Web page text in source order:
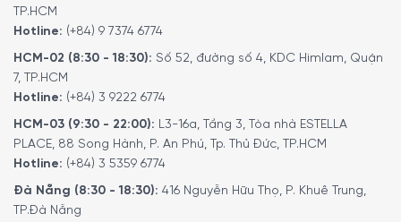
Chức năng hút tăng cường Boost, vận hành
thiết bị ở mức công suất tối đa
Chức năng Boots vận hành máy hút mùihoạt động ở mức
công suất tối đa
TP.HCM
Hotline: (+84) 9 7374 6774
HCM-02 (8:30 - 18:30): Số 52, đường số 4, KDC Himlam, Quận
7, TP.HCM
Hotline: (+84) 3 9222 6774
HCM-03 (9:30 - 22:00): L3-16a, Tầng 3, Tòa nhà ESTELLA
PLACE, 88 Song Hành, P. An Phú, Tp. Thủ Đức, TP.HCM
Hotline: (+84) 3 5359 6774
Đà Nẵng (8:30 - 18:30): 416 Nguyễn Hữu Thọ, P. Khuê Trung,
TP.Đà Nẵng